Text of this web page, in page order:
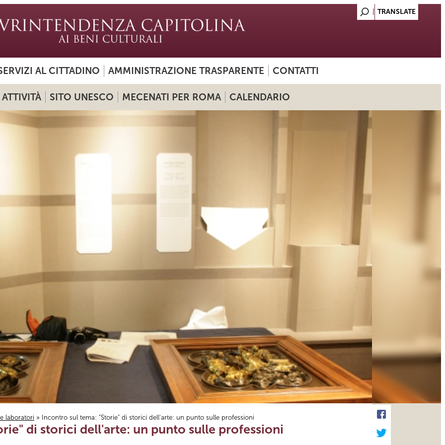
AL CITTADINO AMMINISTRAZIONE TRASPARENTE CONTATTI
ATTIVITÀ SITO UNESCO MECENATI PER ROMA CALENDARIO
laboratori » Incontro sul tema: "Storie" di storici dell'arte: un punto sulle professioni
di storici dell'arte: un punto sulle professioni